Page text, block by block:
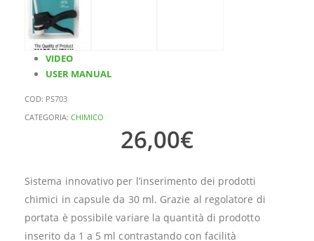
VIDEO
USER MANUAL
COD: PS703
CATEGORIA: CHIMICO
26,00€
Sistema innovativo per l’inserimento dei prodotti
chimici in capsule da 30 ml. Grazie al regolatore di
portata è possibile variare la quantità di prodotto
inserito da 1 a 5 ml contrastando con facilità